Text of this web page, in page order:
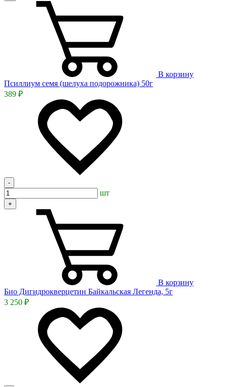
В корзину
Псиллиум семя (шелуха подорожника) 50г
389 ₽
-
шт
+
В корзину
Био Дигидрокверцетин Байкальская Легенда, 5г
3 250 ₽